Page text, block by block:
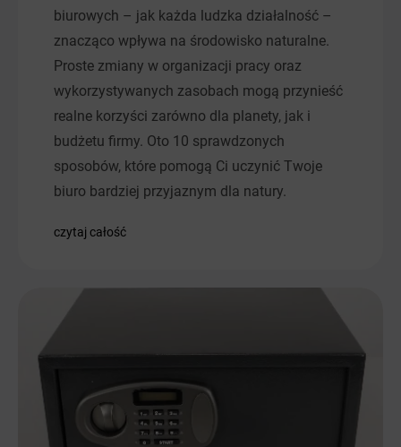
biurowych – jak każda ludzka działalność –
znacząco wpływa na środowisko naturalne.
Proste zmiany w organizacji pracy oraz
wykorzystywanych zasobach mogą przynieść
realne korzyści zarówno dla planety, jak i
budżetu firmy. Oto 10 sprawdzonych
sposobów, które pomogą Ci uczynić Twoje
biuro bardziej przyjaznym dla natury.
czytaj całość